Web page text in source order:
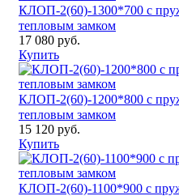
КЛОП-2(60)-1300*700 с
тепловым замком
17 080 руб.
Купить
КЛОП-2(60)-1200*800 с
тепловым замком
15 120 руб.
Купить
КЛОП-2(60)-1100*900 с